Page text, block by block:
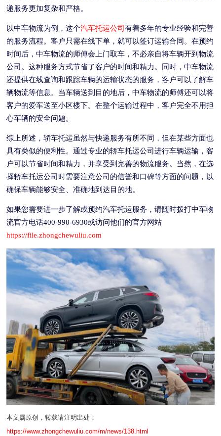
递服务更加复杂和严格。
以中车物流为例，这个汽车托运公司有着多年的专业经验和完善
的服务流程。客户只需在线下单，就可以签订运输合同。在预约
时间后，中车物流的师傅会上门取车，不必亲自将车辆开到物流
公司。这种服务方式节省了客户的时间和精力。同时，中车物流
还提供在线查询和跟踪车辆的运输状态的服务，客户可以了解车
辆物流等信息。当车辆送到目的地后，中车物流的师傅还可以将
客户的爱车送至小区楼下。在整个运输过程中，客户完全不用担
心车辆的安全问题。
综上所述，轿车托运虽然与快递服务有所不同，但在某些方面也
具有类似的便利性。通过专业的轿车托运公司进行车辆运输，客
户可以节省时间和精力，并享受到完善的物流服务。当然，在选
择轿车托运公司时需要注意公司的信誉和口碑等方面的问题，以
确保车辆能够安全、准确地到达目的地。
如果您需要进一步了解或预约汽车托运服务，请随时拨打中车物
流官方电话400-990-6930或访问他们的官方网站
https://file.zhongchewuliu.com
本文属原创，转载请注明出处：
https://www.zhongchewuliu.com/m/news/138.html